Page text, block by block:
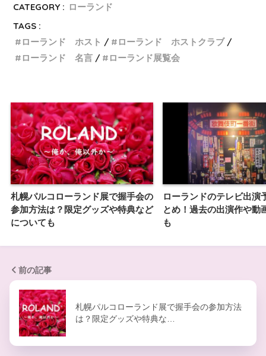
CATEGORY : ローランド
TAGS :
ローランド ホスト
ローランド ホストクラブ
ローランド 名言
ローランド展覧会
札幌パルコローランド展で握手会の
参加方法は？限定グッズや特典など
についても
ローランドのテレビ出演
とめ！過去の出演作や動
も
前の記事
札幌パルコローランド展で握手会の参加方法
は？限定グッズや特典な…